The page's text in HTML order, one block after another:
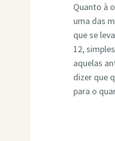
Quanto à
uma das
que se
12,
aquelas
dizer que
para o